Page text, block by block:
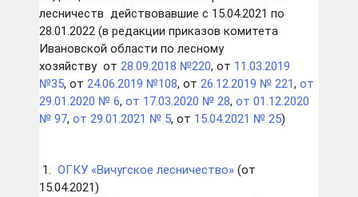
лесничеств действовавшие с 15.04.2021 по
28.01.2022 (в редакции приказов комитета
Ивановской области по лесному
хозяйству от 28.09.2018 №220, от 11.03.2019
№35, от 24.06.2019 №108, от 26.12.2019 № 221, от
29.01.2020 № 6, от 17.03.2020 № 28, от 01.12.2020
№ 97, от 29.01.2021 № 5, от 15.04.2021 № 25)
1. ОГКУ «Вичугское лесничество» (от
15.04.2021)